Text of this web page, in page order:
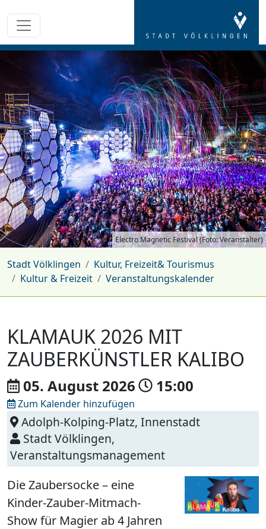
Electro Magnetic Festival (Foto: Veranstalter)
Stadt Völklingen
Kultur, Freizeit& Tourismus
Kultur & Freizeit
Veranstaltungskalender
KLAMAUK 2026 MIT
ZAUBERKÜNSTLER KALIBO
05. August 2026 15:00
Zum Kalender hinzufügen
Adolph-Kolping-Platz, Innenstadt
Stadt Völklingen,
Veranstaltungsmanagement
Die Zaubersocke – eine
Kinder-Zauber-Mitmach-
Show für Magier ab 4 Jahren